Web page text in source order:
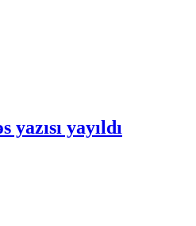
yazısı yayıldı